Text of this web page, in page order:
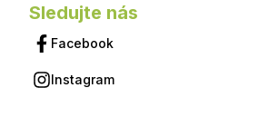
Sledujte nás
Facebook
Instagram